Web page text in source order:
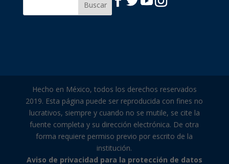
Hecho en México, todos los derechos reservados
2019. Esta página puede ser reproducida con fines no
lucrativos, siempre y cuando no se mutile, se cite la
fuente completa y su dirección electrónica. De otra
forma requiere permiso previo por escrito de la
institución.
Aviso de privacidad para la protección de datos